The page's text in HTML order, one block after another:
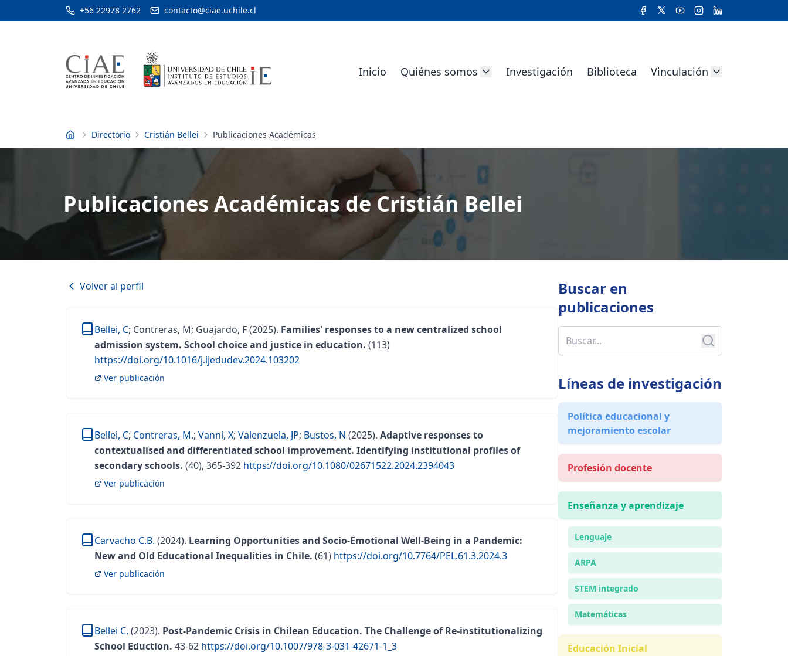
+56 22978 2762 contacto@ciae.uchile.cl
Inicio Quiénes somos Investigación Biblioteca Vinculación
Inicio Directorio Cristián Bellei Publicaciones Académicas
Publicaciones Académicas de Cristián Bellei
Volver al perfil
Bellei, C; Contreras, M; Guajardo, F(2025). Families' responses to a new centralized school
admission system. School choice and justice in education. (113)
https://doi.org/10.1016/j.ijedudev.2024.103202
Ver publicación
Bellei, C; Contreras, M.; Vanni, X; Valenzuela, JP; Bustos, N (2025). Adaptive responses to
contextualised and differentiated school improvement. Identifying institutional profiles of
secondary schools. (40), 365-392 https://doi.org/10.1080/02671522.2024.2394043
Ver publicación
Carvacho C.B. (2024). Learning Opportunities and Socio-Emotional Well-Being in a Pandemic:
New and Old Educational Inequalities in Chile. (61) https://doi.org/10.7764/PEL.61.3.2024.3
Ver publicación
Bellei C. (2023). Post-Pandemic Crisis in Chilean Education. The Challenge of Re-institutionalizing
School Eduction. 43-62 https://doi.org/10.1007/978-3-031-42671-1_3
Buscar en
publicaciones
Líneas de investigación
Política educacional y
mejoramiento escolar
Profesión docente
Enseñanza y aprendizaje
Lenguaje
ARPA
STEM integrado
Matemáticas
Educación Inicial